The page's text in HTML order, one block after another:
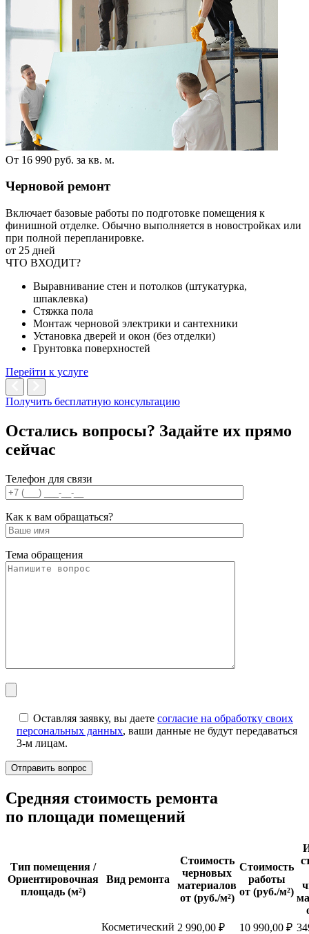
От 16 990 руб. за кв. м.
Черновой ремонт
Включает базовые работы по подготовке помещения к
финишной отделке. Обычно выполняется в новостройках или
при полной перепланировке.
от 25 дней
ЧТО ВХОДИТ?
Выравнивание стен и потолков (штукатурка,
шпаклевка)
Стяжка пола
Монтаж черновой электрики и сантехники
Установка дверей и окон (без отделки)
Грунтовка поверхностей
Перейти к услуге
Получить бесплатную консультацию
Остались вопросы? Задайте их прямо
сейчас
Телефон для связи
Как к вам обращаться?
Тема обращения
Оставляя заявку, вы даете согласие на обработку своих
персональных данных, ваши данные не будут передаваться
3-м лицам.
Cредняя стоимость ремонта
по площади помещений
Тип помещения /
Ориентировочная
площадь (м²)
Вид ремонта
Стоимость
черновых
материалов
от (руб./м²)
Стоимость
работы
от (руб./м²)
Косметический 2 990,00 ₽ 10 990,00 ₽